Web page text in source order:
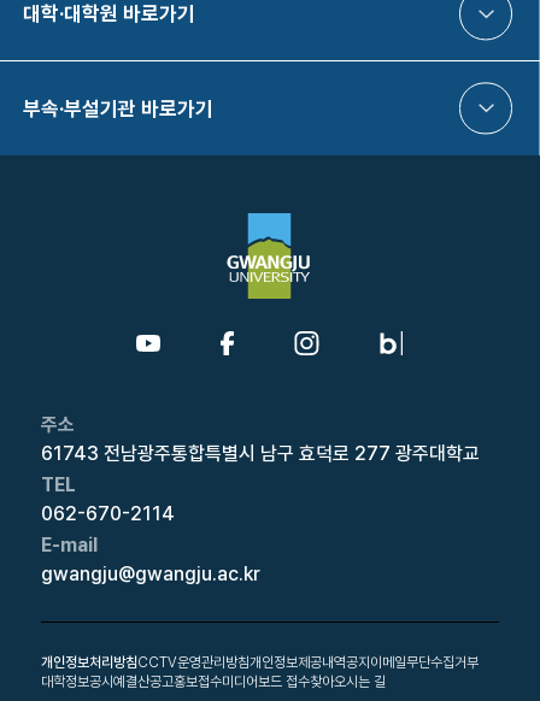
대학·대학원 바로가기
부속·부설기관 바로가기
주소
61743 전남광주통합특별시 남구 효덕로 277 광주대학교
TEL
062-670-2114
E-mail
gwangju@gwangju.ac.kr
개인정보처리방침CCTV운영관리방침개인정보제공내역공지이메일무단수집거부
대학정보공시예결산공고홍보접수미디어보드 접수찾아오시는 길